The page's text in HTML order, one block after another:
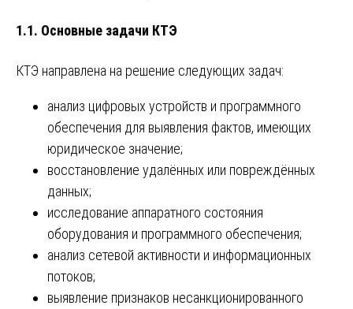
1.1. Основные задачи КТЭ
КТЭ направлена на решение следующих задач:
анализ цифровых устройств и программного
обеспечения для выявления фактов, имеющих
юридическое значение;
восстановление удалённых или повреждённых
данных;
исследование аппаратного состояния
оборудования и программного обеспечения;
анализ сетевой активности и информационных
потоков;
выявление признаков несанкционированного